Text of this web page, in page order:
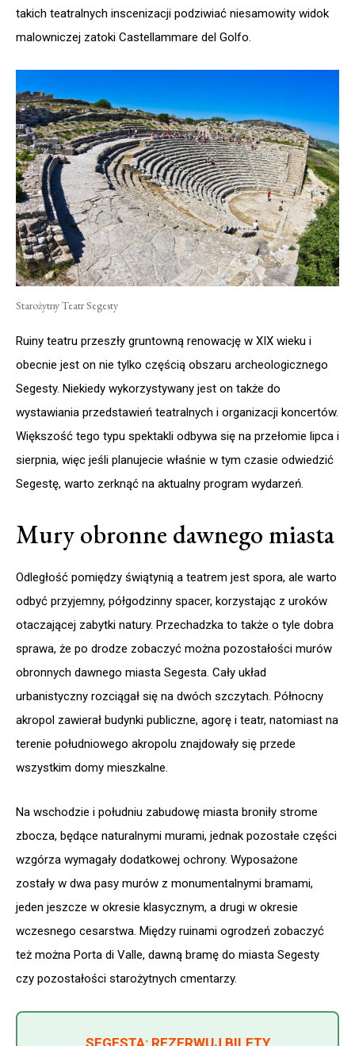
takich teatralnych inscenizacji podziwiać niesamowity widok
malowniczej zatoki Castellammare del Golfo.
Starożytny Teatr Segesty
Ruiny teatru przeszły gruntowną renowację w XIX wieku i
obecnie jest on nie tylko częścią obszaru archeologicznego
Segesty. Niekiedy wykorzystywany jest on także do
wystawiania przedstawień teatralnych i organizacji koncertów.
Większość tego typu spektakli odbywa się na przełomie lipca i
sierpnia, więc jeśli planujecie właśnie w tym czasie odwiedzić
Segestę, warto zerknąć na aktualny program wydarzeń.
Mury obronne dawnego miasta
Odległość pomiędzy świątynią a teatrem jest spora, ale warto
odbyć przyjemny, półgodzinny spacer, korzystając z uroków
otaczającej zabytki natury. Przechadzka to także o tyle dobra
sprawa, że po drodze zobaczyć można pozostałości murów
obronnych dawnego miasta Segesta. Cały układ
urbanistyczny rozciągał się na dwóch szczytach. Północny
akropol zawierał budynki publiczne, agorę i teatr, natomiast na
terenie południowego akropolu znajdowały się przede
wszystkim domy mieszkalne.
Na wschodzie i południu zabudowę miasta broniły strome
zbocza, będące naturalnymi murami, jednak pozostałe części
wzgórza wymagały dodatkowej ochrony. Wyposażone
zostały w dwa pasy murów z monumentalnymi bramami,
jeden jeszcze w okresie klasycznym, a drugi w okresie
wczesnego cesarstwa. Między ruinami ogrodzeń zobaczyć
też można Porta di Valle, dawną bramę do miasta Segesty
czy pozostałości starożytnych cmentarzy.
SEGESTA: REZERWUJ BILETY